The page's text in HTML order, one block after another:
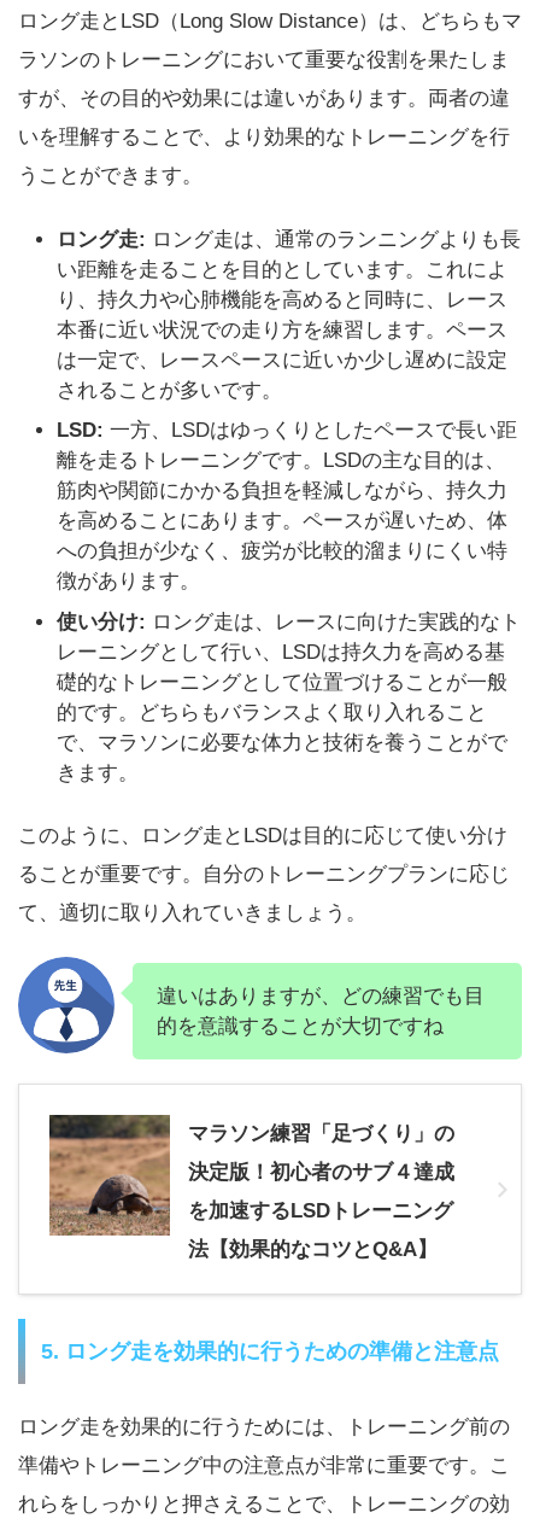
ロング走とLSD（Long Slow Distance）は、どちらもマ
ラソンのトレーニングにおいて重要な役割を果たしま
すが、その目的や効果には違いがあります。両者の違
いを理解することで、より効果的なトレーニングを行
うことができます。
ロング走: ロング走は、通常のランニングよりも長
い距離を走ることを目的としています。これによ
り、持久力や心肺機能を高めると同時に、レース
本番に近い状況での走り方を練習します。ペース
は一定で、レースペースに近いか少し遅めに設定
されることが多いです。
LSD: 一方、LSDはゆっくりとしたペースで長い距
離を走るトレーニングです。LSDの主な目的は、
筋肉や関節にかかる負担を軽減しながら、持久力
を高めることにあります。ペースが遅いため、体
への負担が少なく、疲労が比較的溜まりにくい特
徴があります。
使い分け: ロング走は、レースに向けた実践的なト
レーニングとして行い、LSDは持久力を高める基
礎的なトレーニングとして位置づけることが一般
的です。どちらもバランスよく取り入れること
で、マラソンに必要な体力と技術を養うことがで
きます。
このように、ロング走とLSDは目的に応じて使い分け
ることが重要です。自分のトレーニングプランに応じ
て、適切に取り入れていきましょう。
違いはありますが、どの練習でも目
的を意識することが大切ですね
マラソン練習「足づくり」の
決定版！初心者のサブ４達成
を加速するLSDトレーニング
法【効果的なコツとQ&A】
5. ロング走を効果的に行うための準備と注意点
ロング走を効果的に行うためには、トレーニング前の
準備やトレーニング中の注意点が非常に重要です。こ
れらをしっかりと押さえることで、トレーニングの効